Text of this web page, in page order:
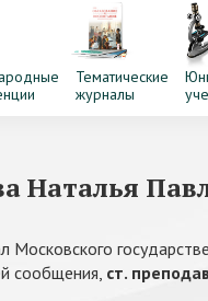
Тематические
журналы
Наталья
Московского
сообщения, ст.